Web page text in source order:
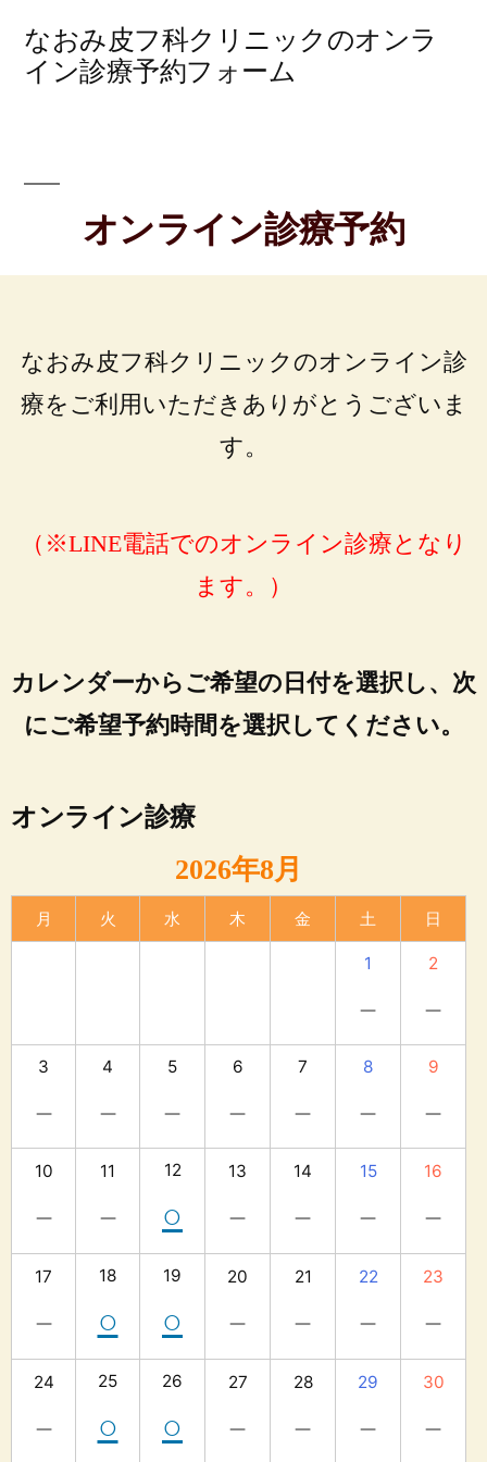
ス
ッ
プ
なおみ皮フ科クリニックのオンラ
イン診療予約フォーム
オンライン診療予約
なおみ皮フ科クリニックのオンライン診
療をご利用いただきありがとうございま
す。
（※LINE電話でのオンライン診療となり
ます。）
カレンダーからご希望の日付を選択し、次
にご希望予約時間を選択してください。
オンライン診療
2026年8月
月 火 水 木 金 土 日
1
－
2
－
3
－
4
－
5
－
6
－
7
－
8
－
9
－
10
－
11
－
12
○
13
－
14
－
15
－
16
－
17
－
18
○
19
○
20
－
21
－
22
－
23
－
24
－
25
○
26
○
27
－
28
－
29
－
30
－